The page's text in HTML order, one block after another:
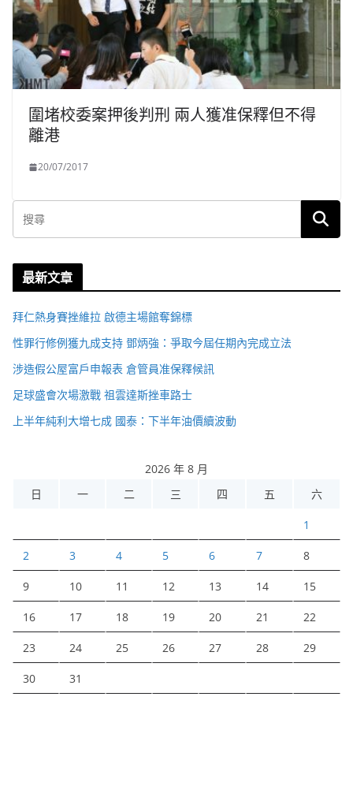
圍堵校委案押後判刑 兩人獲准保釋但不得
離港
20/07/2017
最新文章
拜仁熱身賽挫維拉 啟德主場館奪錦標
性罪行修例獲九成支持 鄧炳強：爭取今屆任期內完成立法
涉造假公屋富戶申報表 倉管員准保釋候訊
足球盛會次場激戰 祖雲達斯挫車路士
上半年純利大增七成 國泰：下半年油價續波動
2026 年 8 月
日
一 二 三 四 五 六
1
2 3 4 5 6 7 8
9 10 11 12 13 14 15
16 17 18 19 20 21 22
23 24 25 26 27 28 29
30 31